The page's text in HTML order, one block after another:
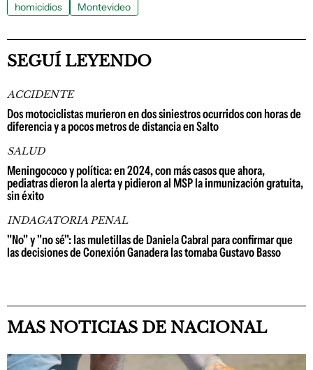
homicidios Montevideo
SEGUÍ LEYENDO
ACCIDENTE
Dos motociclistas murieron en dos siniestros ocurridos con horas de
diferencia y a pocos metros de distancia en Salto
SALUD
Meningococo y política: en 2024, con más casos que ahora,
pediatras dieron la alerta y pidieron al MSP la inmunización gratuita,
sin éxito
INDAGATORIA PENAL
"No" y "no sé": las muletillas de Daniela Cabral para confirmar que
las decisiones de Conexión Ganadera las tomaba Gustavo Basso
MAS NOTICIAS DE NACIONAL